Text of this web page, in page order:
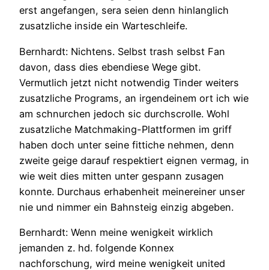
erst angefangen, sera seien denn hinlanglich
zusatzliche inside ein Warteschleife.
Bernhardt: Nichtens. Selbst trash selbst Fan
davon, dass dies ebendiese Wege gibt.
Vermutlich jetzt nicht notwendig Tinder weiters
zusatzliche Programs, an irgendeinem ort ich wie
am schnurchen jedoch sic durchscrolle. Wohl
zusatzliche Matchmaking-Plattformen im griff
haben doch unter seine fittiche nehmen, denn
zweite geige darauf respektiert eignen vermag, in
wie weit dies mitten unter gespann zusagen
konnte. Durchaus erhabenheit meinereiner unser
nie und nimmer ein Bahnsteig einzig abgeben.
Bernhardt: Wenn meine wenigkeit wirklich
jemanden z. hd. folgende Konnex
nachforschung, wird meine wenigkeit united